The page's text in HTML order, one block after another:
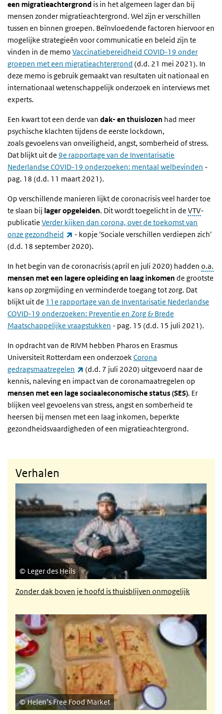
een migratieachtergrond is in het algemeen lager dan bij
mensen zonder migratieachtergrond. Wel zijn er verschillen
tussen en binnen groepen. Beïnvloedende factoren hiervoor en
mogelijke strategieën voor communicatie en beleid zijn te
vinden in de memo Vaccinatiebereidheid COVID-19 onder
groepen met een migratieachtergrond (d.d. 21 mei 2021). In
deze memo is gebruik gemaakt van resultaten uit nationaal en
internationaal wetenschappelijk onderzoek en interviews met
experts.
Een kwart tot een derde van dak- en thuislozen had meer
psychische klachten tijdens de eerste lockdown,
zoals gevoelens van onveiligheid, angst, somberheid of stress.
Dat blijkt uit de 9e rapportage van de Inventarisatie
Nederlandse COVID-19 onderzoeken: mentaal welbevinden -
pag. 18 (d.d. 11 maart 2021).
Op verschillende manieren lijkt de coronacrisis veel harder toe
te slaan bij lager opgeleiden. Dit wordt toegelicht in de VTV-
publicatie Verder kijken dan corona, over de toekomst van
onze gezondheid
(externe link)
- kopje 'Sociale verschillen verdiepen zich'
(d.d. 18 september 2020).
In het begin van de coronacrisis (april en juli 2020) hadden o.a.
mensen met een lagere opleiding en laag inkomen de grootste
kans op zorgmijding en verminderde toegang tot zorg. Dat
blijkt uit de 11e rapportage van de Inventarisatie Nederlandse
COVID-19 onderzoeken: Preventie en Zorg & Brede
Maatschappelijke vraagstukken - pag. 15 (d.d. 15 juli 2021).
In opdracht van de RIVM hebben Pharos en Erasmus
Universiteit Rotterdam een onderzoekCorona
gedragsmaatregelen
(externe link)
(d.d. 7 juli 2020) uitgevoerd naar de
kennis, naleving en impact van de coronamaatregelen op
mensen met een lage sociaaleconomische status (SES). Er
blijken veel gevoelens van stress, angst en somberheid te
heersen bij mensen met een laag inkomen, beperkte
gezondheidsvaardigheden of een migratieachtergrond.
Verhalen
Zonder dak boven je hoofd is thuisblijven onmogelijk
Leger des Heils
Free Food Market: in of uit de schaduw?
Helen’s Free Food Market